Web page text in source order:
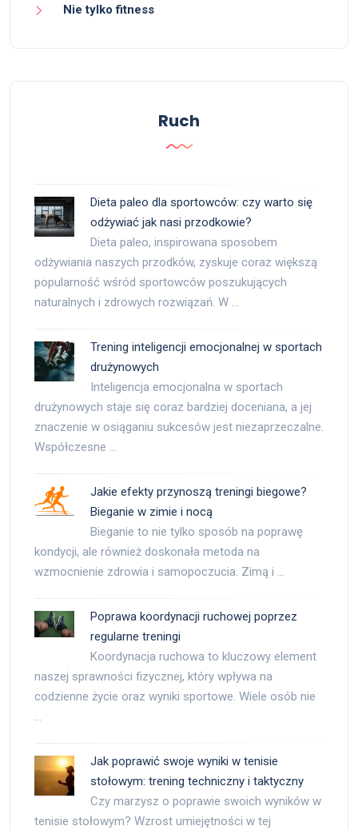
Nie tylko fitness
Ruch
Dieta paleo dla sportowców: czy warto się
odżywiać jak nasi przodkowie?
Dieta paleo, inspirowana sposobem
odżywiania naszych przodków, zyskuje coraz większą
popularność wśród sportowców poszukujących
naturalnych i zdrowych rozwiązań. W …
Trening inteligencji emocjonalnej w sportach
drużynowych
Inteligencja emocjonalna w sportach
drużynowych staje się coraz bardziej doceniana, a jej
znaczenie w osiąganiu sukcesów jest niezaprzeczalne.
Współczesne …
Jakie efekty przynoszą treningi biegowe?
Bieganie w zimie i nocą
Bieganie to nie tylko sposób na poprawę
kondycji, ale również doskonała metoda na
wzmocnienie zdrowia i samopoczucia. Zimą i …
Poprawa koordynacji ruchowej poprzez
regularne treningi
Koordynacja ruchowa to kluczowy element
naszej sprawności fizycznej, który wpływa na
codzienne życie oraz wyniki sportowe. Wiele osób nie
…
Jak poprawić swoje wyniki w tenisie
stołowym: trening techniczny i taktyczny
Czy marzysz o poprawie swoich wyników w
tenisie stołowym? Wzrost umiejętności w tej